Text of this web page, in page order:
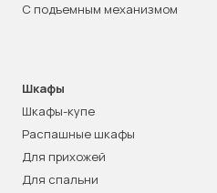
С подъемным механизмом
Шкафы
Шкафы-купе
Распашные шкафы
Для прихожей
Для спальни